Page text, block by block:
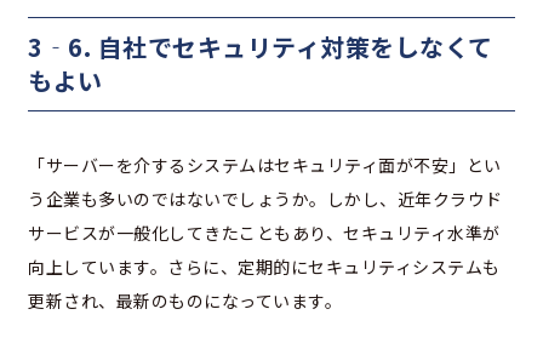
3‐6. 自社でセキュリティ対策をしなくて
もよい
「サーバーを介するシステムはセキュリティ面が不安」とい
う企業も多いのではないでしょうか。しかし、近年クラウド
サービスが一般化してきたこともあり、セキュリティ水準が
向上しています。さらに、定期的にセキュリティシステムも
更新され、最新のものになっています。